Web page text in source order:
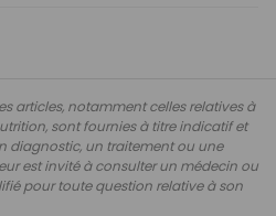
articles, notamment celles relatives à
sont fournies à titre indicatif et
diagnostic, un traitement ou une
est invité à consulter un médecin ou
pour toute question relative à son